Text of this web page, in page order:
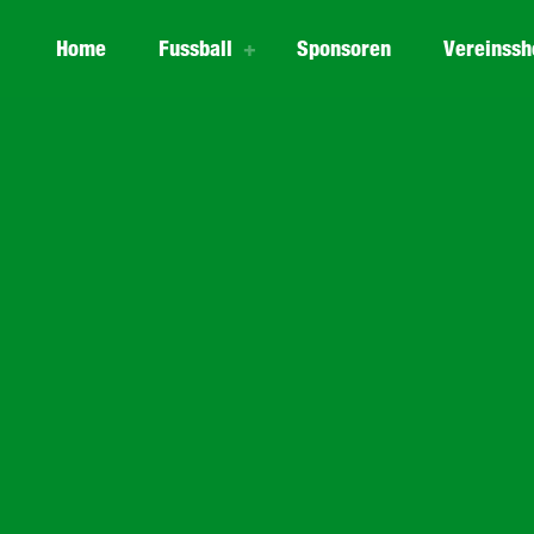
Home Fussball Sponsoren